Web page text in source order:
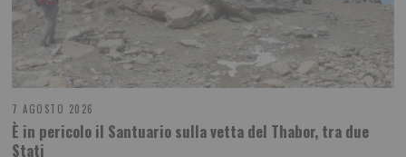
7 AGOSTO 2026
È in pericolo il Santuario sulla vetta del Thabor, tra due
Stati